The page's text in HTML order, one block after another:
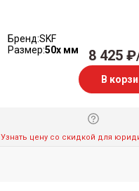
Бренд:SKF
Размер:50x мм 8 425
В
Узнать цену со скидкой для